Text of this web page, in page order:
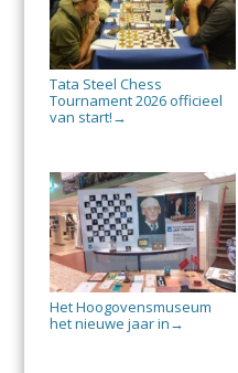
Tata Steel Chess
Tournament 2026 officieel
van start! →
Het Hoogovensmuseum
het nieuwe jaar in →